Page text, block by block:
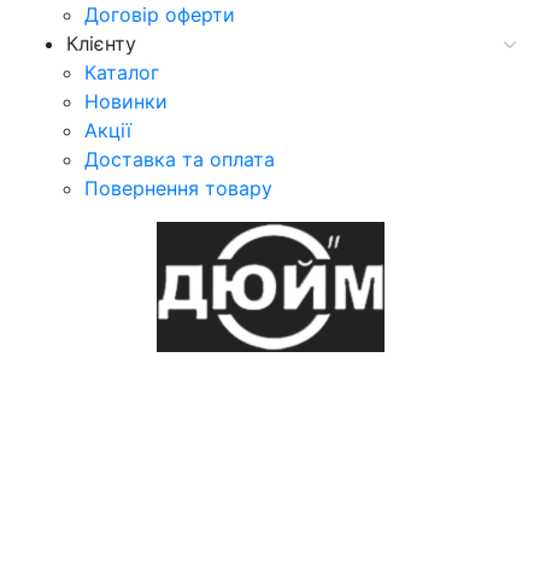
Договір оферти
Клієнту
Каталог
Новинки
Акції
Доставка та оплата
Повернення товару